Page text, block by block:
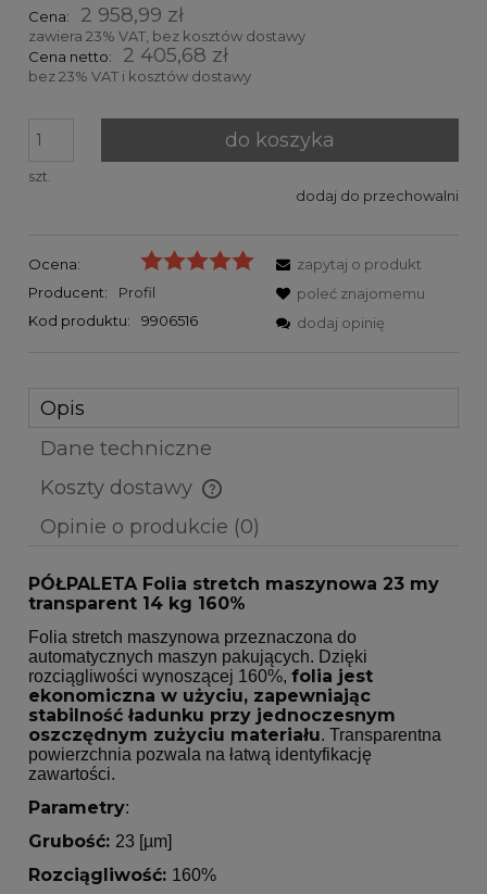
Cena: 2 958,99 zł
zawiera 23% VAT, bez kosztów dostawy
Cena netto:
2 405,68 zł
bez 23% VAT i kosztów dostawy
szt.
do koszyka
dodaj do przechowalni
Ocena:
Producent:
Profil
Kod produktu:
9906516
zapytaj o produkt
poleć znajomemu
dodaj opinię
Opis
Dane techniczne
Koszty dostawy
Cena nie zawiera ewentualnych kosztów płatności
Opinie o produkcie (0)
PÓŁPALETA Folia stretch maszynowa 23 my
transparent 14 kg 160%
Folia stretch maszynowa przeznaczona do
automatycznych maszyn pakujących. Dzięki
rozciągliwości wynoszącej 160%, folia jest
ekonomiczna w użyciu, zapewniając
stabilność ładunku przy jednoczesnym
oszczędnym zużyciu materiału. Transparentna
powierzchnia pozwala na łatwą identyfikację
zawartości.
Parametry:
Grubość: 23 [µm]
Rozciągliwość: 160%